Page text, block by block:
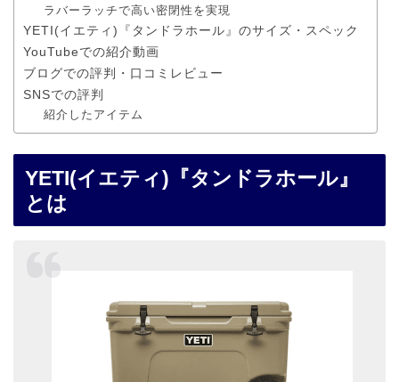
ラバーラッチで高い密閉性を実現
YETI(イエティ)『タンドラホール』のサイズ・スペック
YouTubeでの紹介動画
ブログでの評判・口コミレビュー
SNSでの評判
紹介したアイテム
YETI(イエティ)『タンドラホール』
とは